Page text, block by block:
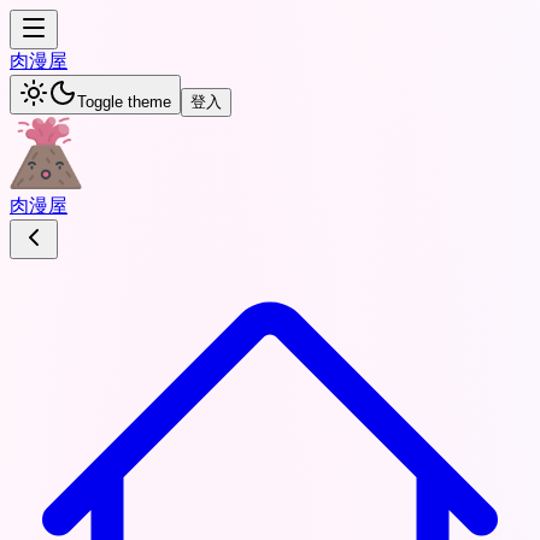
肉漫屋
Toggle theme 登入
肉漫屋